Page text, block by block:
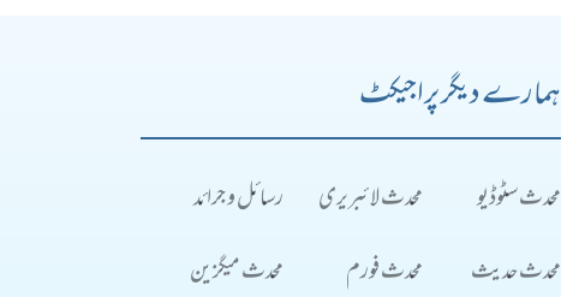
ہمارے دیگر پراجیکٹ
محدث سٹوڈیو محدث لائبریری
رسائل و جرائد
محدث حدیث
محدث فورم محدث میگزین